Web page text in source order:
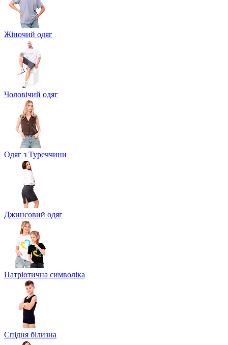
Жіночий одяг
Чоловічий одяг
Одяг з Туреччини
Джинсовий одяг
Патріотична символіка
Спідня білизна